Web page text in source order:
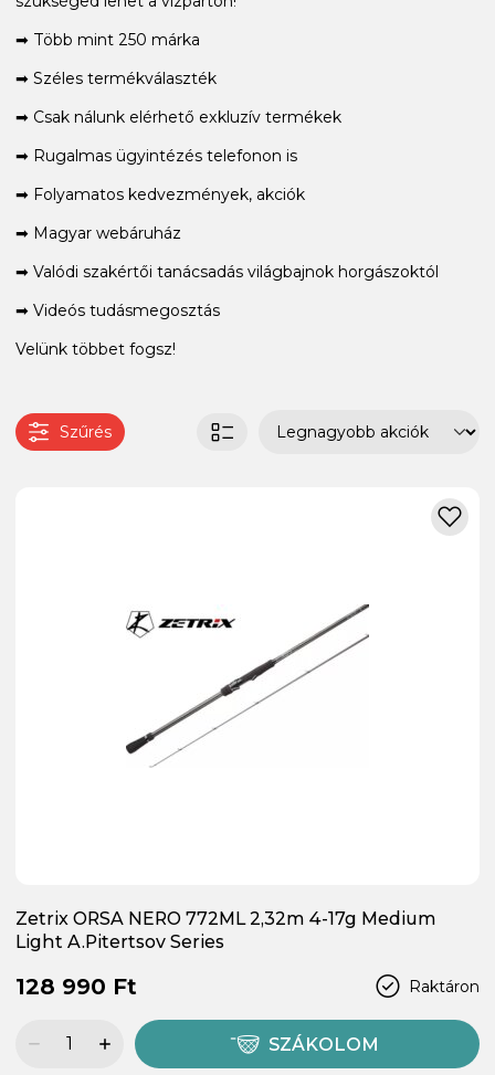
➡ Több mint 250 márka
➡ Széles termékválaszték
➡ Csak nálunk elérhető exkluzív termékek
➡ Rugalmas ügyintézés telefonon is
➡ Folyamatos kedvezmények, akciók
➡ Magyar webáruház
➡ Valódi szakértői tanácsadás világbajnok horgászoktól
➡ Videós tudásmegosztás
Velünk többet fogsz!
Szűrés
Zetrix ORSA NERO 772ML 2,32m 4-17g Medium
Light A.Pitertsov Series
Raktáron
128 990 Ft
SZÁKOLOM